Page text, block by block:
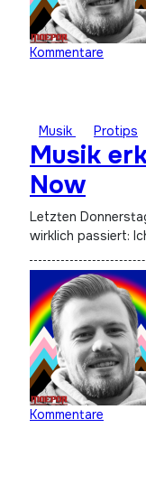
Kommentare
Musik Protips
Musik
Now
Letzten Donnerstag ist es mir dann zum ersten mal
wirklich passiert:
Kommentare